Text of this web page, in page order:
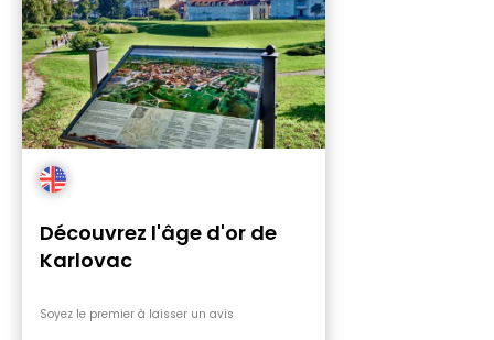
Découvrez l'âge d'or de
Karlovac
Soyez le premier à laisser un avis